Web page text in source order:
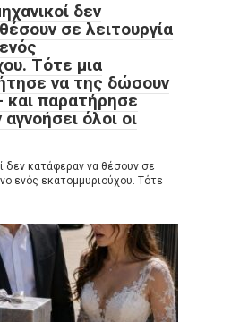
δεν
σε λειτουργία
Τότε μια
να της δώσουν
παρατήρησε
όλοι οι
δεν κατάφεραν να θέσουν σε
ενός εκατομμυριούχου. Τότε